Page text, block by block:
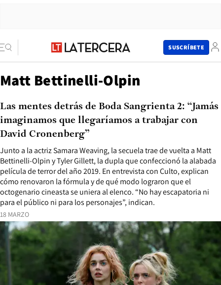
SUSCRÍBETE
Matt Bettinelli-Olpin
18 MARZO
Junto a la actriz Samara Weaving, la secuela trae de vuelta a Matt
Bettinelli-Olpin y Tyler Gillett, la dupla que confeccionó la alabada
película de terror del año 2019. En entrevista con Culto, explican
cómo renovaron la fórmula y de qué modo lograron que el
octogenario cineasta se uniera al elenco. “No hay escapatoria ni
para el público ni para los personajes”, indican.
Las mentes detrás de Boda Sangrienta 2: “Jamás
imaginamos que llegaríamos a trabajar con
David Cronenberg”